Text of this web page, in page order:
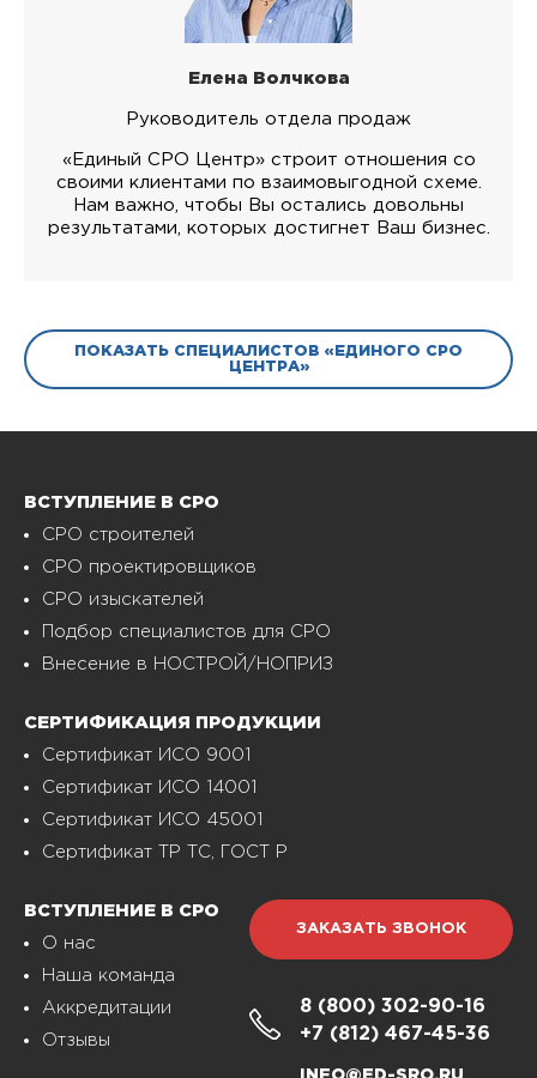
Елена Волчкова
Руководитель отдела продаж
«Единый СРО Центр» строит отношения со
своими клиентами по взаимовыгодной схеме.
Нам важно, чтобы Вы остались довольны
результатами, которых достигнет Ваш бизнес.
ПОКАЗАТЬ СПЕЦИАЛИСТОВ «ЕДИНОГО СРО
ЦЕНТРА»
ВСТУПЛЕНИЕ В СРО
СРО строителей
СРО проектировщиков
СРО изыскателей
Подбор специалистов для СРО
Внесение в НОСТРОЙ/НОПРИЗ
СЕРТИФИКАЦИЯ ПРОДУКЦИИ
Сертификат ИСО 9001
Сертификат ИСО 14001
Сертификат ИСО 45001
Сертификат ТР ТС, ГОСТ Р
ВСТУПЛЕНИЕ В СРО
О нас
Наша команда
Аккредитации
Отзывы
ЗАКАЗАТЬ ЗВОНОК
8 (800) 302-90-16
+7 (812) 467-45-36